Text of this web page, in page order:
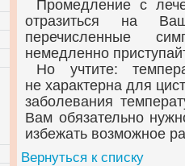
Промедление с
отразиться на
перечисленные
немедленно
Но учтите:
не характерна для
заболевания
Вам обязательно
избежать возможное
Вернуться к списку